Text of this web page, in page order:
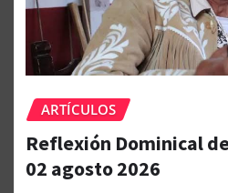
ARTÍCULOS
Reflexión Dominical
02 agosto 2026